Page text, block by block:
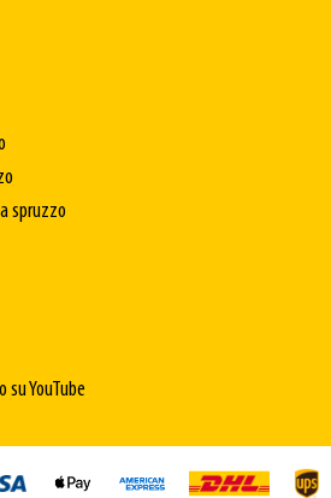
spruzzo
YouTube